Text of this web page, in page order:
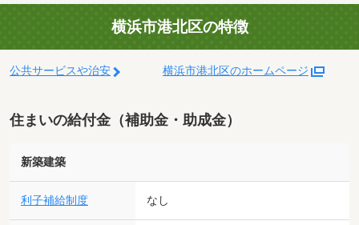
横浜市港北区の特徴
公共サービスや治安 横浜市港北区のホームページ
住まいの給付金（補助金・助成金）
新築建築
利子補給制度 なし